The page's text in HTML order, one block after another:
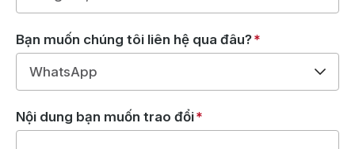
Bạn muốn chúng tôi liên hệ qua đâu?*
Nội dung bạn muốn trao đổi*